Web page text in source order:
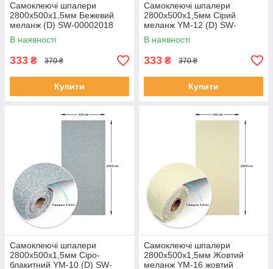
Самоклеючі шпалери
2800х500х1,5мм Бежевий
меланж (D) SW-00002018
В наявності
333 ₴ 370 ₴
Купити
Самоклеючі шпалери
2800х500х1,5мм Сірий
меланж YM-12 (D) SW-
00002020
В наявності
333 ₴ 370 ₴
Купити
Самоклеючі шпалери
2800х500х1,5мм Сіро-
блакитний YM-10 (D) SW-
Самоклеючі шпалери
2800х500х1,5мм Жовтий
меланж YM-16 жовтий